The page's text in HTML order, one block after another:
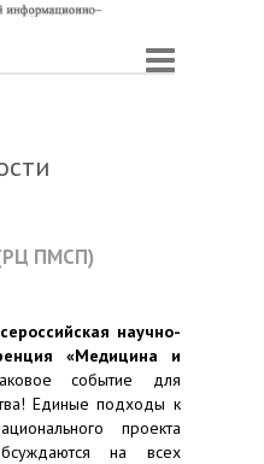
ПМСП)
научно-
«Медицина и
событие для
Единые подходы к
проекта
на всех